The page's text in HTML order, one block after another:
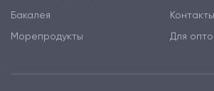
Бакалея
Морепродукты
Контакты
Для